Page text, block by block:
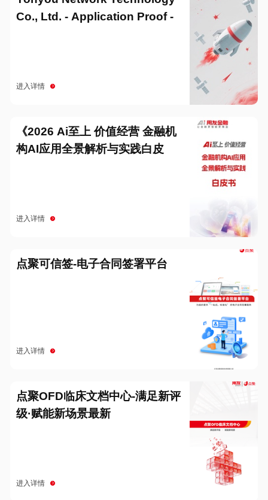
Co., Ltd. - Application Proof -
进入详情
《2026 Ai至上 价值经营 金融机
构AI应用全景解析与实践白皮
进入详情
点聚可信签-电子合同签署平台
进入详情
点聚OFD临床文档中心-满足新评
级·赋能新场景最新
进入详情